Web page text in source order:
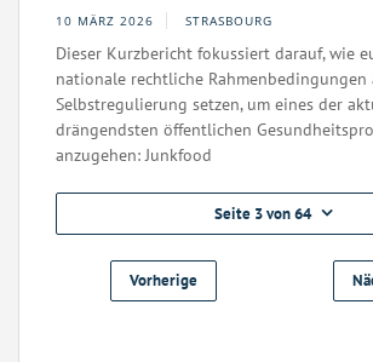
10 MÄRZ 2026 STRASBOURG
Dieser Kurzbericht fokussiert darauf, wie
nationale rechtliche Rahmenbedingungen
Selbstregulierung setzen, um eines der
drängendsten öffentlichen
anzugehen: Junkfood
Seite 3 von 64
Vorherige